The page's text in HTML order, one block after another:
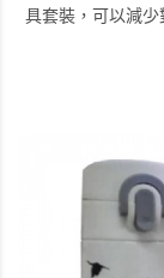
具套裝，可以減